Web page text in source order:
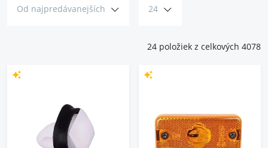
Od najpredávanejších 24
24 položiek z celkových 4078